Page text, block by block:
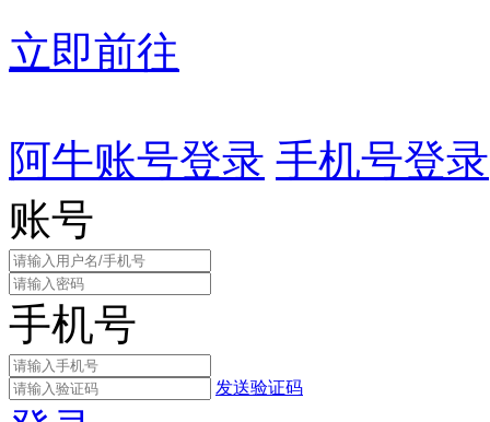
立即前往
阿牛账号登录 手机号登录
账号
手机号
发送验证码